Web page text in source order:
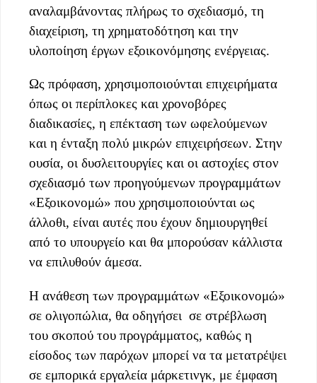
αναλαμβάνοντας πλήρως το σχεδιασμό, τη
διαχείριση, τη χρηματοδότηση και την
υλοποίηση έργων εξοικονόμησης ενέργειας.
Ως πρόφαση, χρησιμοποιούνται επιχειρήματα
όπως οι περίπλοκες και χρονοβόρες
διαδικασίες, η επέκταση των ωφελούμενων
και η ένταξη πολύ μικρών επιχειρήσεων. Στην
ουσία, οι δυσλειτουργίες και οι αστοχίες στον
σχεδιασμό των προηγούμενων προγραμμάτων
«Εξοικονομώ» που χρησιμοποιούνται ως
άλλοθι, είναι αυτές που έχουν δημιουργηθεί
από το υπουργείο και θα μπορούσαν κάλλιστα
να επιλυθούν άμεσα.
Η ανάθεση των προγραμμάτων «Εξοικονομώ»
σε ολιγοπώλια, θα οδηγήσει σε στρέβλωση
του σκοπού του προγράμματος, καθώς η
είσοδος των παρόχων μπορεί να τα μετατρέψει
σε εμπορικά εργαλεία μάρκετινγκ, με έμφαση